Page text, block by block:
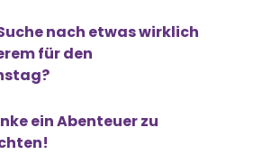
nach etwas wirklich
für den
ein Abenteuer zu